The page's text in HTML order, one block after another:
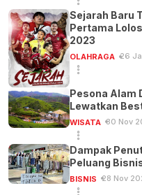
Sejarah Baru
Pertama
2023
OLAHRAGA 26
Pesona Alam
Lewatkan
WISATA 30 Nov
Dampak
Peluang
BISNIS 28 Nov